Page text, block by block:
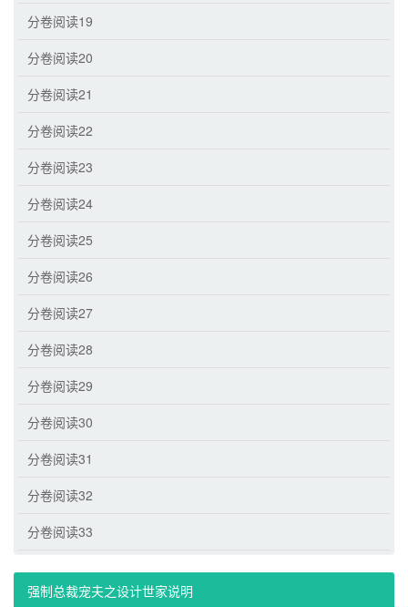
分卷阅读19
分卷阅读20
分卷阅读21
分卷阅读22
分卷阅读23
分卷阅读24
分卷阅读25
分卷阅读26
分卷阅读27
分卷阅读28
分卷阅读29
分卷阅读30
分卷阅读31
分卷阅读32
分卷阅读33
强制总裁宠夫之设计世家说明